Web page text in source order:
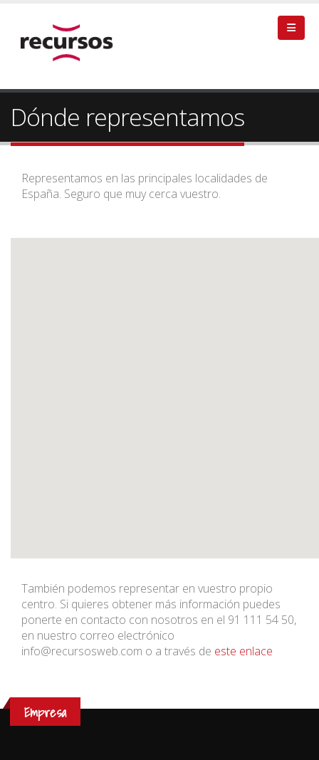
Dónde representamos
Representamos en las principales localidades de
España. Seguro que muy cerca vuestro.
También podemos representar en vuestro propio
centro. Si quieres obtener más información puedes
ponerte en contacto con nosotros en el 91 111 54 50,
en nuestro correo electrónico
info@recursosweb.com o a través de este enlace
Empresa